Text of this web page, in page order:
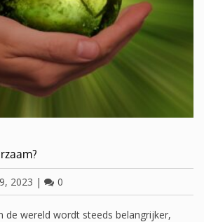
2023 | 0
de wereld wordt steeds belangrijker,